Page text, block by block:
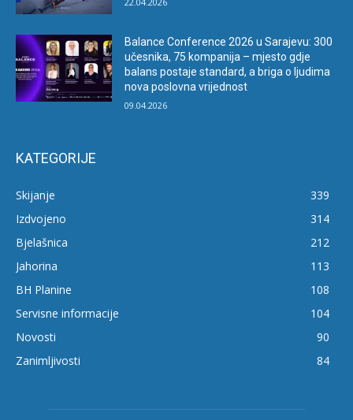
Balance Conference 2026 u Sarajevu: 300
učesnika, 75 kompanija – mjesto gdje
balans postaje standard, a briga o ljudima
nova poslovna vrijednost
09.04.2026
KATEGORIJE
Skijanje
339
Izdvojeno
314
Bjelašnica
212
Jahorina
113
BH Planine
108
Servisne informacije
104
Novosti
90
Zanimljivosti
84